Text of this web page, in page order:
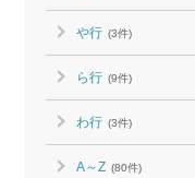
や行 (3件)
ら行 (9件)
わ行 (3件)
A～Z (80件)